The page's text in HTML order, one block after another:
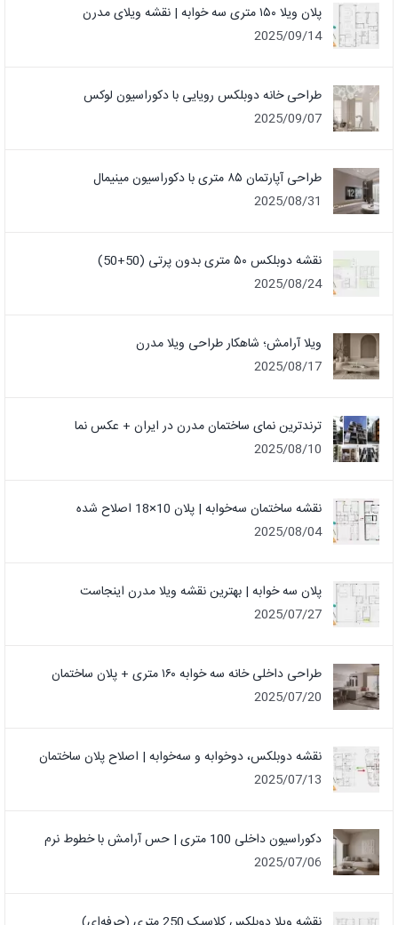
پلان ویلا ۱۵۰ متری سه خوابه | نقشه ویلای مدرن
2025/09/14
طراحی خانه دوبلکس رویایی با دکوراسیون لوکس
2025/09/07
طراحی آپارتمان ۸۵ متری با دکوراسیون مینیمال
2025/08/31
نقشه دوبلکس ۵۰ متری بدون پرتی (50+50)
2025/08/24
ویلا آرامش؛ شاهکار طراحی ویلا مدرن
2025/08/17
ترندترین نمای ساختمان مدرن در ایران + عکس نما
2025/08/10
نقشه ساختمان سه‌خوابه | پلان 10×18 اصلاح شده
2025/08/04
پلان سه خوابه | بهترین نقشه ویلا مدرن اینجاست
2025/07/27
طراحی داخلی خانه سه خوابه ۱۶۰ متری + پلان ساختمان
2025/07/20
نقشه دوبلکس، دوخوابه و سه‌خوابه | اصلاح پلان ساختمان
2025/07/13
دکوراسیون داخلی 100 متری | حس آرامش با خطوط نرم
2025/07/06